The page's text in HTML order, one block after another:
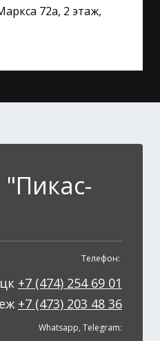
72а, 2 этаж,
Телефон:
+7 (474) 254 69 01
+7 (473) 203 48 36
Whatsapp, Telegram: